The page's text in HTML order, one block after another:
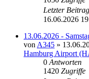
Letzter Beitrag
16.06.2026
13.06.2026 -
von A345 »
Hamburg Airport
0 Antworten
1420 Zugriffe